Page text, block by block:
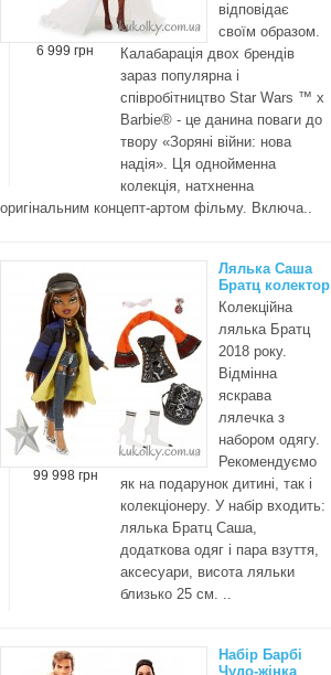
6 999 грн
відповідає
своїм образом.
Калабарація двох брендів
зараз популярна і
співробітництво Star Wars ™ x
Barbie® - це данина поваги до
твору «Зоряні війни: нова
надія». Ця однойменна
колекція, натхненна
оригінальним концепт-артом фільму. Включа..
99 998 грн
Лялька Саша
Братц колектор
Колекційна
лялька Братц
2018 року.
Відмінна
яскрава
лялечка з
набором одягу.
Рекомендуємо
як на подарунок дитині, так і
колекціонеру. У набір входить:
лялька Братц Саша,
додаткова одяг і пара взуття,
аксесуари, висота ляльки
близько 25 см. ..
Набір Барбі
Чудо-жінка